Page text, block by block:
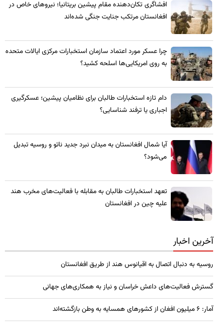
​افشاگری تکان‌دهنده مقام پیشین بریتانیا؛ نیروهای خاص در
افغانستان مرتکب جنایت جنگی شده‌اند
چرا عسکر مورد اعتماد سازمان استخبارات مرکزی ایالات متحده
به روی امریکایی‌ها اسلحه کشید؟
​دام تازه استخبارات طالبان برای نظامیان پیشین؛ عسکرگیری
اجباری یا ترفند شناسایی؟
​آیا شمال افغانستان به میدان نبرد جدید ناتو و روسیه تبدیل
می‌شود؟
تعهد استخبارات طالبان به مقابله با فعالیت‌های مخرب هند
علیه چین در افغانستان
آخرین اخبار
روسیه به دنبال اتصال به اقیانوس هند از طریق افغانستان
گسترش فعالیت‌های داعش خراسان و نیاز به همکاری‌های جهانی
آمار: ۶ میلیون افغان از کشورهای همسایه به وطن بازگشته‌اند